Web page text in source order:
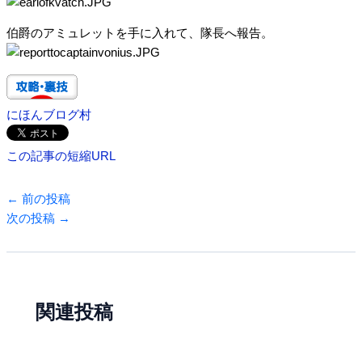
伯爵のアミュレットを手に入れて、隊長へ報告。
にほんブログ村
この記事の短縮URL
← 前の投稿
次の投稿 →
関連投稿